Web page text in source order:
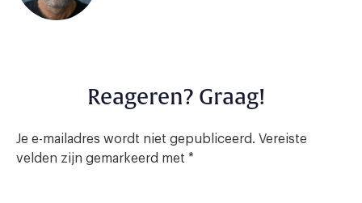
Reageren? Graag!
Je e-mailadres wordt niet gepubliceerd. Vereiste
velden zijn gemarkeerd met *